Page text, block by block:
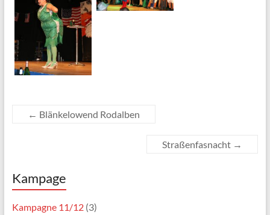
← Blänkelowend Rodalben
Straßenfasnacht →
Kampage
Kampagne 11/12(3)